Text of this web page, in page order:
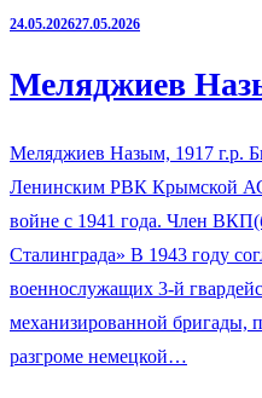
24.05.202627.05.2026
Меляджиев
Меляджиев Назым, 1917 г.р.
Ленинским РВК Крымской
войне с 1941 года. Член
Сталинграда» В 1943 году
военнослужащих 3-й
механизированной бригады,
разгроме немецкой…